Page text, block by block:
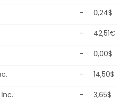
- 0,24$
- 42,51€
- 0,00$
- 14,50$
- 3,65$